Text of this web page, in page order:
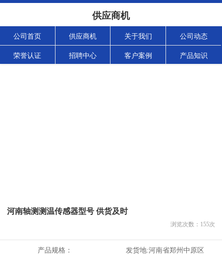
供应商机
公司首页 供应商机 关于我们 公司动态
荣誉认证 招聘中心 客户案例 产品知识
河南轴测测温传感器型号 供货及时
浏览次数： 155次
产品规格： 发货地:河南省郑州中原区